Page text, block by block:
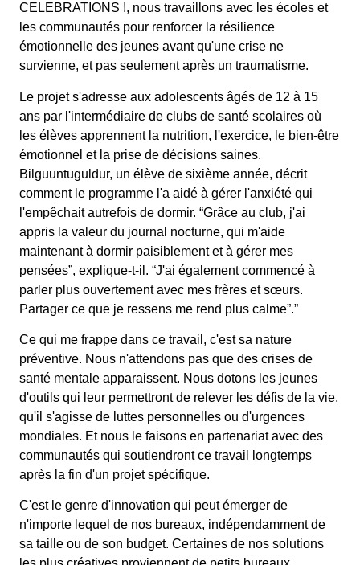
CELEBRATIONS !, nous travaillons avec les écoles et
les communautés pour renforcer la résilience
émotionnelle des jeunes avant qu'une crise ne
survienne, et pas seulement après un traumatisme.
Le projet s'adresse aux adolescents âgés de 12 à 15
ans par l'intermédiaire de clubs de santé scolaires où
les élèves apprennent la nutrition, l'exercice, le bien-être
émotionnel et la prise de décisions saines.
Bilguuntuguldur, un élève de sixième année, décrit
comment le programme l'a aidé à gérer l'anxiété qui
l'empêchait autrefois de dormir. “Grâce au club, j'ai
appris la valeur du journal nocturne, qui m'aide
maintenant à dormir paisiblement et à gérer mes
pensées”, explique-t-il. “J'ai également commencé à
parler plus ouvertement avec mes frères et sœurs.
Partager ce que je ressens me rend plus calme”.”
Ce qui me frappe dans ce travail, c'est sa nature
préventive. Nous n'attendons pas que des crises de
santé mentale apparaissent. Nous dotons les jeunes
d'outils qui leur permettront de relever les défis de la vie,
qu'il s'agisse de luttes personnelles ou d'urgences
mondiales. Et nous le faisons en partenariat avec des
communautés qui soutiendront ce travail longtemps
après la fin d'un projet spécifique.
C'est le genre d'innovation qui peut émerger de
n'importe lequel de nos bureaux, indépendamment de
sa taille ou de son budget. Certaines de nos solutions